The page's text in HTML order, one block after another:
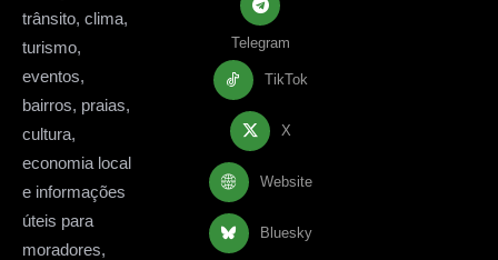
trânsito, clima,
turismo,
eventos,
bairros, praias,
cultura,
economia local
e informações
úteis para
moradores,
Telegram
TikTok
X
Website
Bluesky